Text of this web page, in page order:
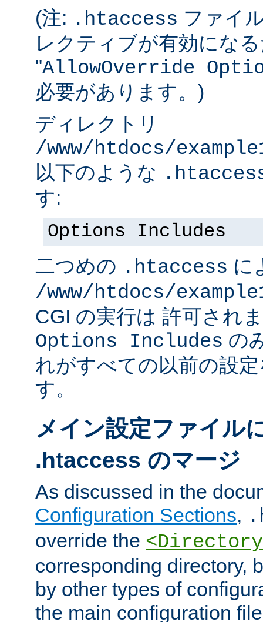
(注: .htaccess ファイ
レクティブが有効にな
"AllowOverride
必要があります。)
ディレクトリ
/www/htdocs/
以下のような
す:
Options Includes
二つめの .htaccess に
/www/htdocs/
CGI の実行は 許可され
Options Includes の
れがすべての以前の設
す。
メイン設定ファイル
.htaccess のマージ
As discussed in the
Configuration Sections,
override the
corresponding directory,
by other types of
the main configuration